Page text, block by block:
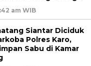
am WIB
Siantar Diciduk
Polres Karo,
Sabu di Kamar